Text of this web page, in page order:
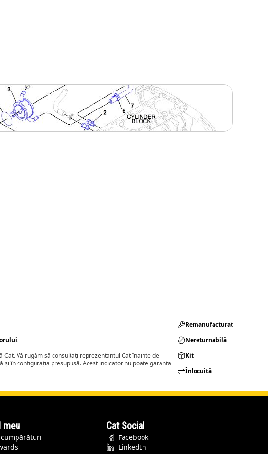
Vă rugăm să consultați reprezentantul Cat înainte de
în configurația presupusă. Acest indicator nu poate garanta
Remanufacturat​
Nereturnabilă
Kit
Înlocuită
meu
cumpărături
Cat Social
Facebook
LinkedIn